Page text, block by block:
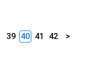
39 40 41 42 >